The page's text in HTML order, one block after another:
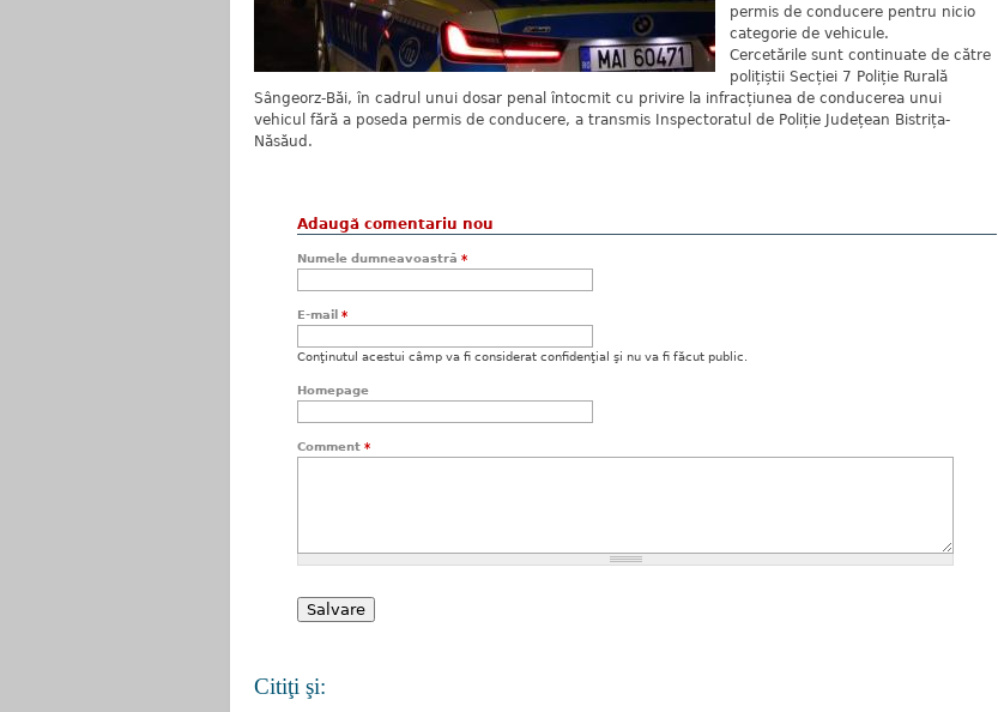
permis de conducere pentru nicio
categorie de vehicule.
Cercetările sunt continuate de către
polițiștii Secției 7 Poliție Rurală
Sângeorz-Băi, în cadrul unui dosar penal întocmit cu privire la infracțiunea de conducerea unui
vehicul fără a poseda permis de conducere, a transmis Inspectoratul de Poliție Județean Bistrița-
Năsăud.
Adaugă comentariu nou
Numele dumneavoastră *
E-mail *
Conţinutul acestui câmp va fi considerat confidenţial şi nu va fi făcut public.
Homepage
Comment *
Citiţi şi: